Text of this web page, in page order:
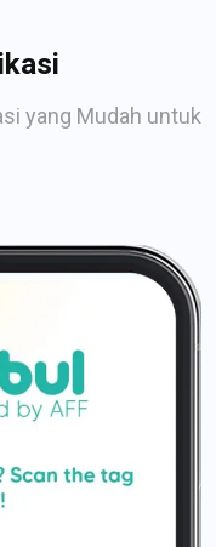
yang Mudah untuk